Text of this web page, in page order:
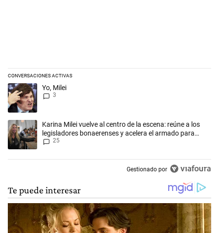
CONVERSACIONES ACTIVAS
Este listado muestra los artículos con más comentarios en los
Un artículo de tendencia con el título "Yo, Milei" con 3 comentarios.
Yo, Milei
3
Un artículo de tendencia con el título "Karina Milei vuelve al centro de
Karina Milei vuelve al centro de la escena: reúne a los
legisladores bonaerenses y acelera el armado para
2027
25
Gestionado por